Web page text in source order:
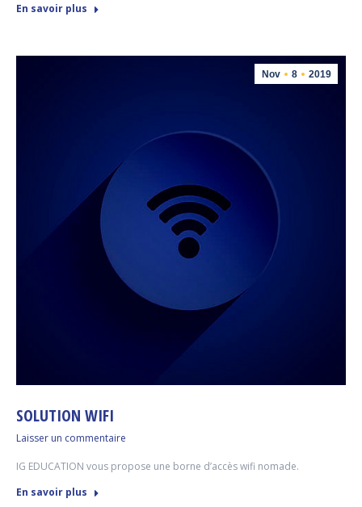
En savoir plus
Nov 8 2019
SOLUTION WIFI
Laisser un commentaire
IG EDUCATION vous propose une borne d’accès wifi nomade.
En savoir plus